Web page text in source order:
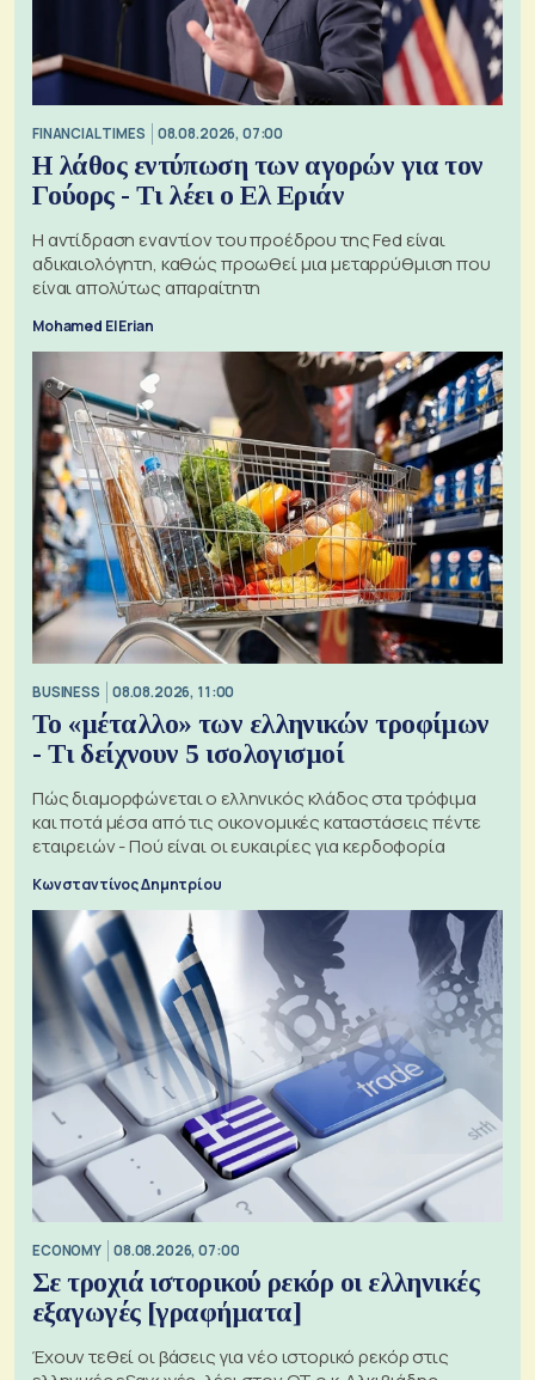
FINANCIAL TIMES 08.08.2026, 07:00
Η λάθος εντύπωση των αγορών για τον
Γούορς - Τι λέει ο Ελ Εριάν
Η αντίδραση εναντίον του προέδρου της Fed είναι
αδικαιολόγητη, καθώς προωθεί μια μεταρρύθμιση που
είναι απολύτως απαραίτητη
Mohamed El Erian
BUSINESS 08.08.2026, 11:00
Το «μέταλλο» των ελληνικών τροφίμων
- Τι δείχνουν 5 ισολογισμοί
Πώς διαμορφώνεται ο ελληνικός κλάδος στα τρόφιμα
και ποτά μέσα από τις οικονομικές καταστάσεις πέντε
εταιρειών - Πού είναι οι ευκαιρίες για κερδοφορία
Κωνσταντίνος Δημητρίου
ECONOMY 08.08.2026, 07:00
Σε τροχιά ιστορικού ρεκόρ οι ελληνικές
εξαγωγές [γραφήματα]
Έχουν τεθεί οι βάσεις για νέο ιστορικό ρεκόρ στις